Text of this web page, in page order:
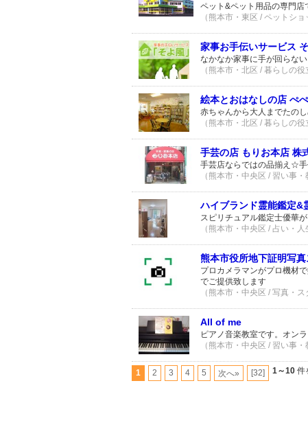
ペット&ペット用品の専門店
（熊本市・東区 / ペットシ
家事お手伝いサービス
なかなか家事に手が回らな
（熊本市・北区 / 暮らしの
絵本とおはなしの店 ぺ
赤ちゃんから大人までたの
（熊本市・北区 / 暮らしの
手芸の店 もりお本店 株
手芸店ならではの品揃え☆
（熊本市・中央区 / 習い事
ハイブランド霊能鑑定
スピリチュアル鑑定士優華
（熊本市・中央区 / 占い・
熊本市役所地下証明写真
プロカメラマンがプロ機材
でご提供致します
（熊本市・中央区 / 写真・
All of me
ピアノ音楽教室です。オン
（熊本市・中央区 / 習い事
1 2 3 4 5 次へ» [32] 1～10 件